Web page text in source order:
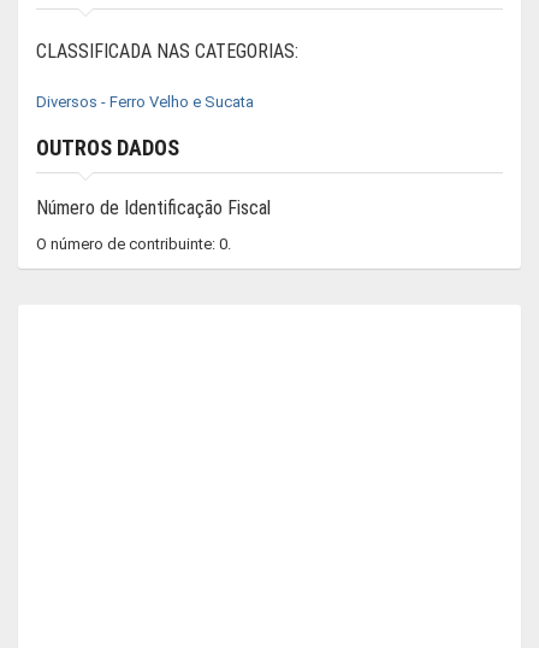
CLASSIFICADA NAS CATEGORIAS:
Diversos - Ferro Velho e Sucata
OUTROS DADOS
Número de Identificação Fiscal
O número de contribuinte: 0.